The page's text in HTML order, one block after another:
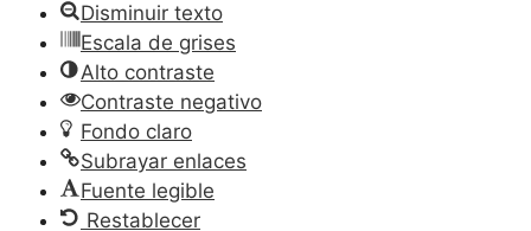
Disminuir texto
Escala de grises
Alto contraste
Contraste negativo
Fondo claro
Subrayar enlaces
Fuente legible
Restablecer